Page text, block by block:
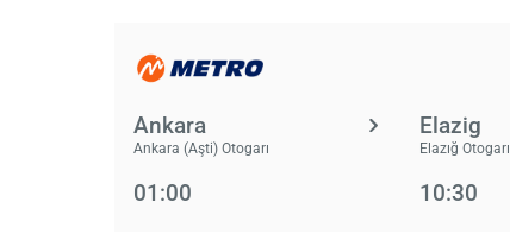
Ankara
Ankara (Aşti) Otogarı
Elazig
Elazığ Otogarı
01:00 10:30